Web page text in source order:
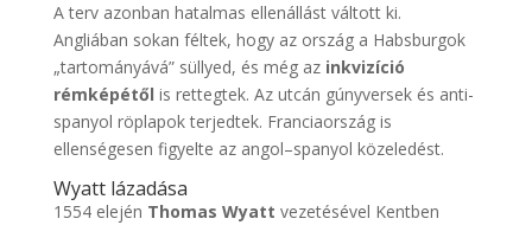
A terv azonban hatalmas ellenállást váltott ki.
Angliában sokan féltek, hogy az ország a Habsburgok
„tartományává” süllyed, és még az inkvizíció
rémképétől is rettegtek. Az utcán gúnyversek és anti-
spanyol röplapok terjedtek. Franciaország is
ellenségesen figyelte az angol–spanyol közeledést.
Wyatt lázadása
1554 elején Thomas Wyatt vezetésével Kentben